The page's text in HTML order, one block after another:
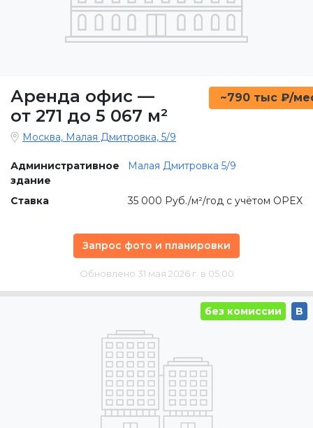
Аренда офис —
от 271 до 5 067 м²
~790 тыс ₽/
Москва, Малая Дмитровка, 5/9
Административное
здание
Малая Дмитровка 5/9
Ставка 35 000 Руб./м²/год с учётом OPEX
Запрос фото и планировки
Обновлено 31 мая 2026 г. в 05:00
без комиссии B